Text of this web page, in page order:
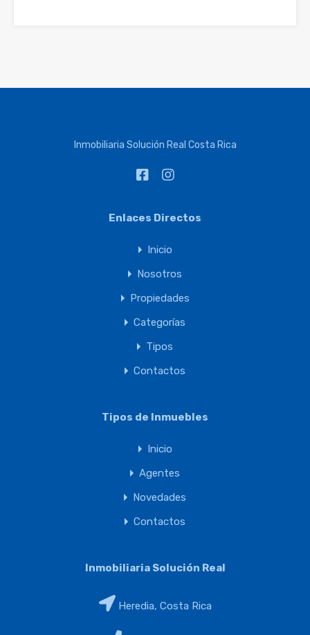
Inmobiliaria Solución Real Costa Rica
Enlaces Directos
Inicio
Nosotros
Propiedades
Categorías
Tipos
Contactos
Tipos de Inmuebles
Inicio
Agentes
Novedades
Contactos
Inmobiliaria Solución Real
Heredia, Costa Rica